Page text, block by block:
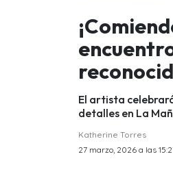
El artista
detalles en La
Katherine Torres
27 marzo, 2026 a las